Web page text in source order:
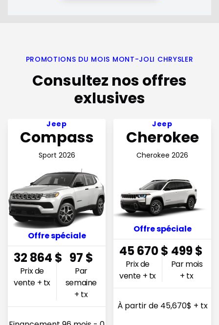
PROMOTIONS DU MOIS MONT-JOLI CHRYSLER
Consultez nos offres
exlusives
Voir l'offre 32 864$ Prix de vente + tx
Jeep
Compass
Sport 2026
Offre spéciale
32 864 $
Prix de
vente + tx
97 $
Par
semaine
+ tx
Voir l'offre 45,670$ Prix de
Jeep
Cherokee
Cherokee 2026
Offre spéciale
45 670$
Prix de
vente + tx
499$
Par mois
+ tx
À partir de 45,670$ + tx